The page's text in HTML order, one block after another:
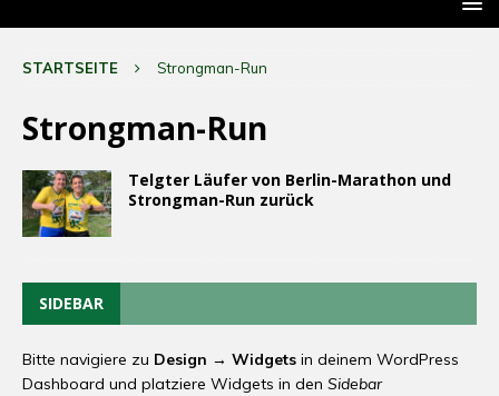
STARTSEITE Strongman-Run
Strongman-Run
Telgter Läufer von Berlin-Marathon und
Strongman-Run zurück
SIDEBAR
Bitte navigiere zu Design → Widgets in deinem WordPress
Dashboard und platziere Widgets in den Sidebar